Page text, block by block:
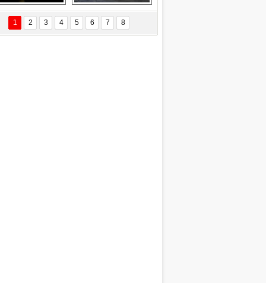
ÖZYANIK
Değişti?
Delta uçağına
yıldırım çarptı
Ford Focus RS
(2015)
1 2 3 4 5 6 7 8